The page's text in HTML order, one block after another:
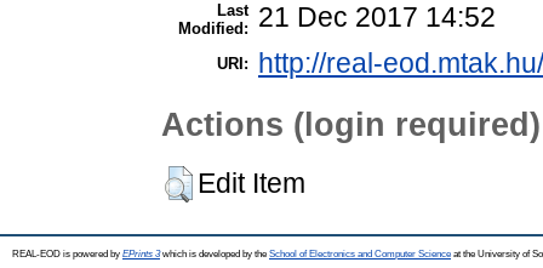
Last
Modified:
21 Dec 2017 14:52
URI: http://real-
Actions (login required)
Edit Item
REAL-EOD is powered by EPrints 3which is developed by the School of Electronics and Computer Science at the University of